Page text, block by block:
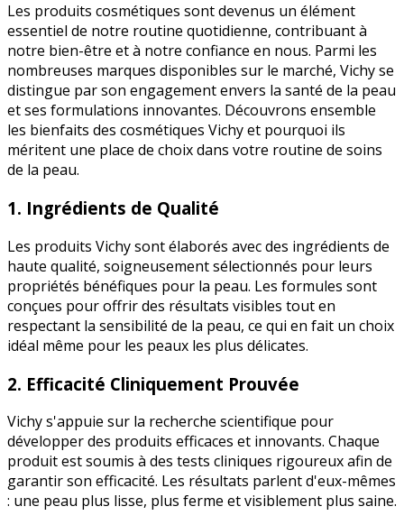
Les produits cosmétiques sont devenus un élément
essentiel de notre routine quotidienne, contribuant à
notre bien-être et à notre confiance en nous. Parmi les
nombreuses marques disponibles sur le marché, Vichy se
distingue par son engagement envers la santé de la peau
et ses formulations innovantes. Découvrons ensemble
les bienfaits des cosmétiques Vichy et pourquoi ils
méritent une place de choix dans votre routine de soins
de la peau.
1. Ingrédients de Qualité
Les produits Vichy sont élaborés avec des ingrédients de
haute qualité, soigneusement sélectionnés pour leurs
propriétés bénéfiques pour la peau. Les formules sont
conçues pour offrir des résultats visibles tout en
respectant la sensibilité de la peau, ce qui en fait un choix
idéal même pour les peaux les plus délicates.
2. Efficacité Cliniquement Prouvée
Vichy s'appuie sur la recherche scientifique pour
développer des produits efficaces et innovants. Chaque
produit est soumis à des tests cliniques rigoureux afin de
garantir son efficacité. Les résultats parlent d'eux-mêmes
: une peau plus lisse, plus ferme et visiblement plus saine.